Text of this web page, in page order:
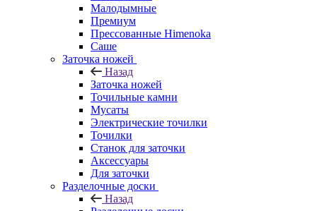
Малодымные
Премиум
Прессованные Himenoka
Саше
Заточка ножей
Назад
Заточка ножей
Точильные камни
Мусаты
Электрические точилки
Точилки
Станок для заточки
Аксессуары
Для заточки
Разделочные доски
Назад